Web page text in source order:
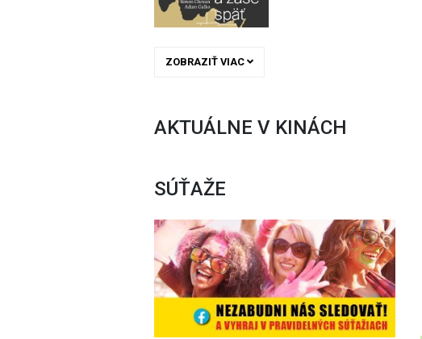
ZOBRAZIŤ VIAC
AKTUÁLNE V KINÁCH
SÚŤAŽE